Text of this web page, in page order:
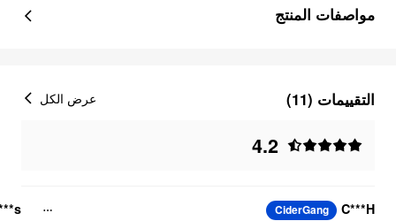
مواصفات المنتج
التقييمات (11)
4.2
عرض الكل
C***H
CiderGang